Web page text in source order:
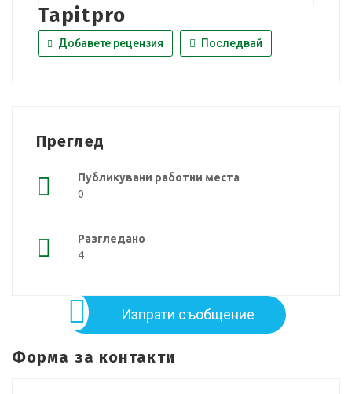
Tapitpro
Добавете рецензия Последвай
Преглед
Публикувани работни места
0
Разгледано
4
Изпрати съобщение
Форма за контакти